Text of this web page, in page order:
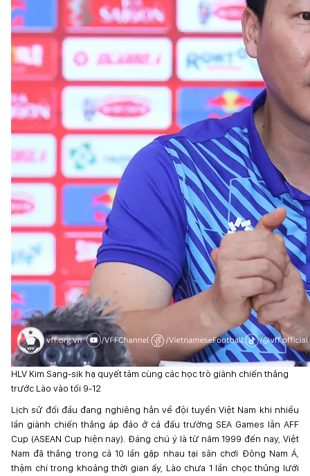
HLV Kim Sang-sik hạ quyết tâm cùng các học trò giành chiến thắng
trước Lào vào tối 9-12
Lịch sử đối đầu đang nghiêng hẳn về đội tuyển Việt Nam khi nhiều
lần giành chiến thắng áp đảo ở cả đấu trường SEA Games lẫn AFF
Cup (ASEAN Cup hiện nay). Đáng chú ý là từ năm 1999 đến nay, Việt
Nam đã thắng trong cả 10 lần gặp nhau tại sân chơi Đông Nam Á,
thậm chí trong khoảng thời gian ấy, Lào chưa 1 lần chọc thủng lưới